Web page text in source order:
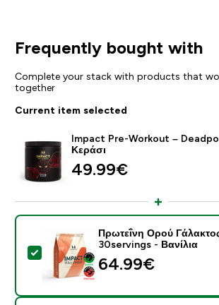
Frequently bought with
Complete your stack with products that
together
Current item selected
Impact Pre-Workout –
Κεράσι
49.99€‎
Select this product - Πρωτεΐνη
Πρωτεΐνη Ορού
30servings - Βανίλια
64.99€‎